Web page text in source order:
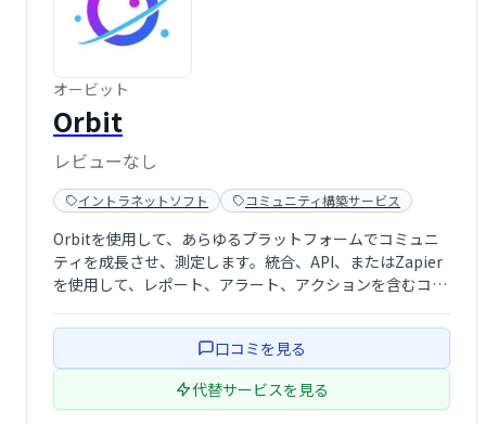
オービット
Orbit
レビューなし
イントラネットソフト コミュニティ構築サービス
Orbitを使用して、あらゆるプラットフォームでコミュニ
ティを成長させ、測定します。統合、API、またはZapier
を使用して、レポート、アラート、アクションを含むコミ
得し、スプレッドシートではなく関係を構築できます。
口コミを見る
代替サービスを見る